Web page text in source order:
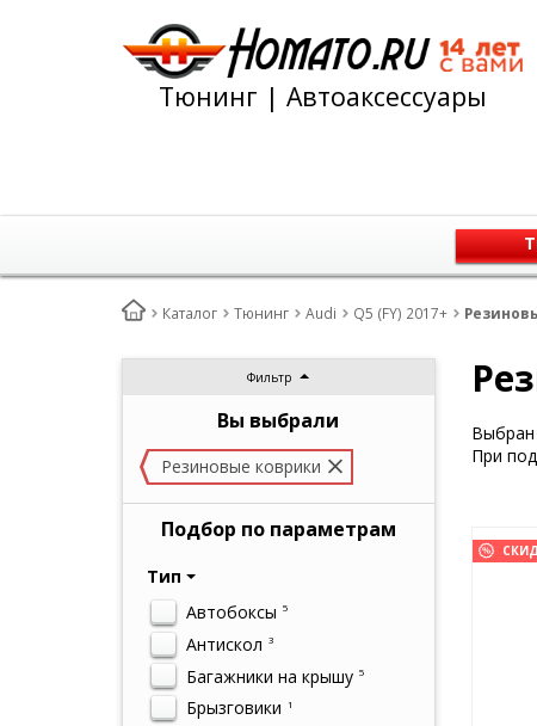
Тюнинг | Автоаксессуары
Каталог Тюнинг Audi Q5 (FY) 2017+
Фильтр
Вы выбрали
Резиновые коврики
Подбор по параметрам
Тип
Автобоксы 5
Антискол 3
Багажники на крышу 5
Брызговики 1
Выбран
При